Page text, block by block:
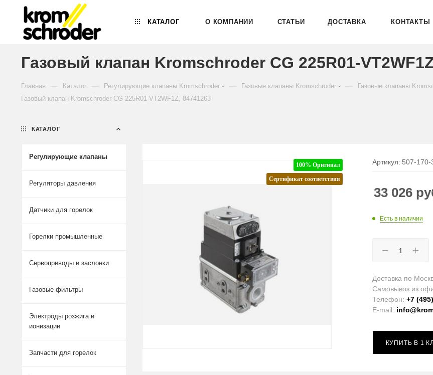
КАТАЛОГ О КОМПАНИИ СТАТЬИ ДОСТАВКА КОНТАКТЫ
Газовый клапан Kromschroder CG 225R01-
Главная Каталог Регулирующие клапаны Kromschroder Газовые клапаны Kromschroder Газовые клапаны
Газовый клапан Kromschroder CG 225R01-VT2WF1Z, 84741263
100% Оригинал
Сертификат соответствия
Артикул: 507-170-
33 026
Есть в наличии
Доставка по
Самовывоз из
Телефон:+7
E-mail:
КУПИТЬ В 1
КАТАЛОГ
Регулирующие клапаны
Регуляторы давления
Датчики для горелок
Горелки промышленные
Сервоприводы и заслонки
Газовые фильтры
Электроды розжига и
ионизации
Запчасти для горелок